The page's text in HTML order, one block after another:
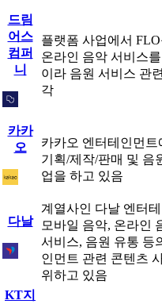
드림
어스
컴퍼
니
플랫폼 사업에서 FLO
온라인 음악 서비스
이라 음원 서비스 관
각
카카
오
카카오 엔터테인먼트
기획/제작/판매 및 음
업을 하고 있음
다날
계열사인 다날 엔터
모바일 음악, 온라인
서비스, 음원 유통 등
인먼트 관련 콘텐츠
위하고 있음
KT지